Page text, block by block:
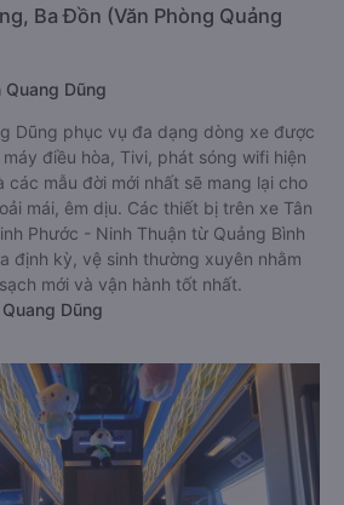
Ba Đồn (Văn Phòng Quảng
Quang Dũng
Dũng phục vụ đa dạng dòng xe được
điều hòa, Tivi, phát sóng wifi hiện
các mẫu đời mới nhất sẽ mang lại cho
mái, êm dịu. Các thiết bị trên xe Tân
Phước - Ninh Thuận từ Quảng Bình
định kỳ, vệ sinh thường xuyên nhằm
mới và vận hành tốt nhất.
Dũng